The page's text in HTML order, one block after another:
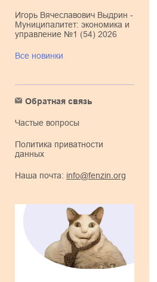
Игорь Вячеславович Выдрин -
Муниципалитет: экономика и
управление №1 (54) 2026
Все новинки
Обратная связь
Частые вопросы
Политика приватности
данных
Наша почта: info@fenzin.org